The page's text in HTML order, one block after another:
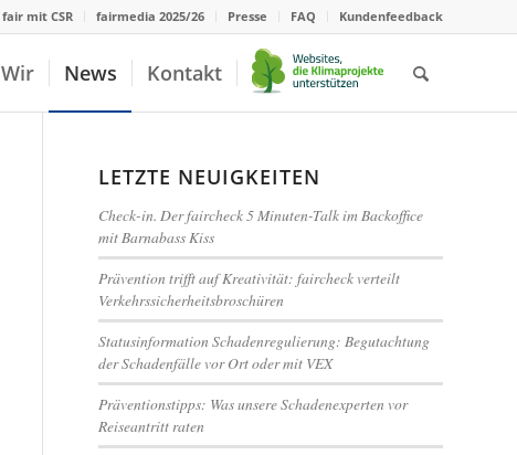
fair mit CSR fairmedia 2025/26 Presse FAQ Kundenfeedback
Wir News Kontakt
LETZTE NEUIGKEITEN
Check-in. Der faircheck 5 Minuten-Talk im Backoffice
mit Barnabass Kiss
Prävention trifft auf Kreativität: faircheck verteilt
Verkehrssicherheitsbroschüren
Statusinformation Schadenregulierung: Begutachtung
der Schadenfälle vor Ort oder mit VEX
Präventionstipps: Was unsere Schadenexperten vor
Reiseantritt raten